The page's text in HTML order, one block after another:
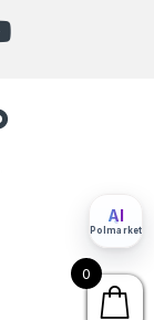
0
AI
Polmarket